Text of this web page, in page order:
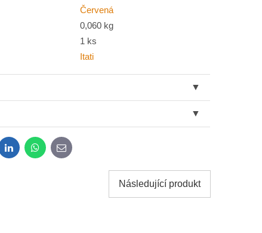
Červená
0,060 kg
1 ks
Itati
LinkedInWhatsApp
E-
mail
Následující produkt